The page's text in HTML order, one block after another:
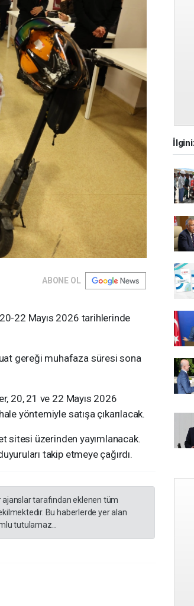
ABONE OL
22 Mayıs 2026 tarihlerinde
gereği muhafaza süresi sona
20, 21 ve 22 Mayıs 2026
yöntemiyle satışa çıkarılacak.
sitesi üzerinden yayımlanacak.
takip etmeye çağırdı.
ajanslar tarafından eklenen tüm
Bu haberlerde yer alan
tutulamaz...